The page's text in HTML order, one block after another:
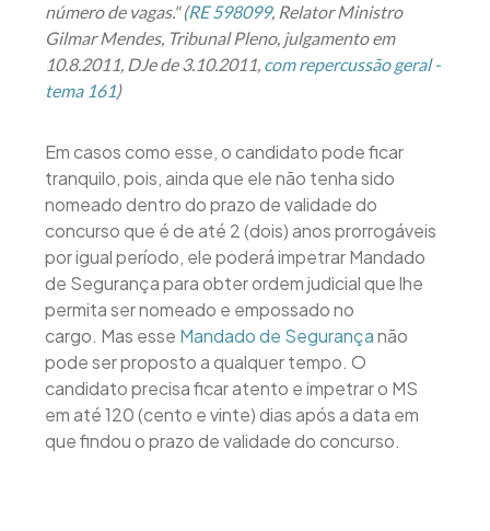
número de vagas." (RE 598099, Relator Ministro
Gilmar Mendes, Tribunal Pleno, julgamento em
10.8.2011, DJe de 3.10.2011, com repercussão geral -
tema 161)
Em casos como esse, o candidato pode ficar
tranquilo, pois, ainda que ele não tenha sido
nomeado dentro do prazo de validade do
concurso que é de até 2 (dois) anos prorrogáveis
por igual período, ele poderá impetrar Mandado
de Segurança para obter ordem judicial que lhe
permita ser nomeado e empossado no
cargo. Mas esse Mandado de Segurançanão
pode ser proposto a qualquer tempo. O
candidato precisa ficar atento e impetrar o MS
em até 120 (cento e vinte) dias após a data em
que findou o prazo de validade do concurso.